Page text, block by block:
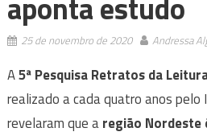
25 de novembro de 2020 Andressa
A5ª Pesquisa Retratos da
realizado a cada quatro anos
revelaram que aregião Nordeste